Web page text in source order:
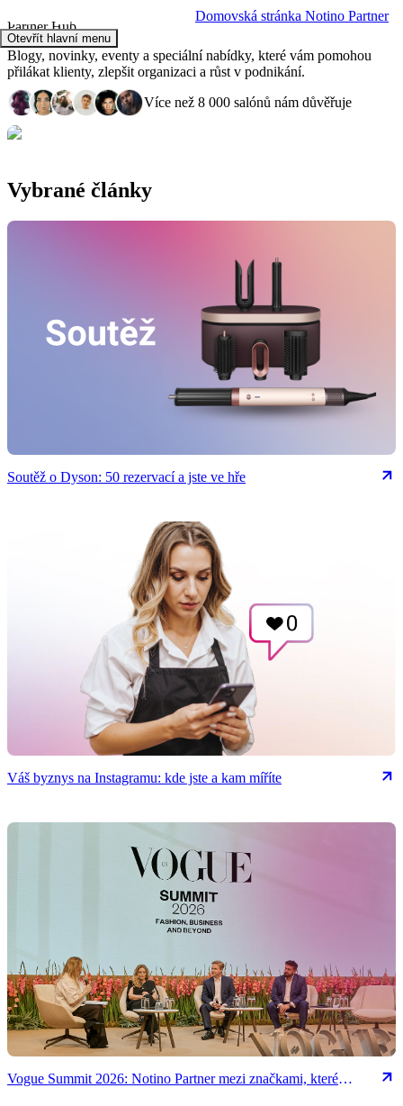
Domovská stránka Notino Partner
Otevřít hlavní menu
Partner Hub
Blogy, novinky, eventy a speciální nabídky, které vám pomohou
přilákat klienty, zlepšit organizaci a růst v podnikání.
Více než 8 000 salónů nám důvěřuje
Vybrané články
Soutěž o Dyson: 50 rezervací a jste ve hře
Váš byznys na Instagramu: kde jste a kam míříte
Vogue Summit 2026: Notino Partner mezi značkami, které